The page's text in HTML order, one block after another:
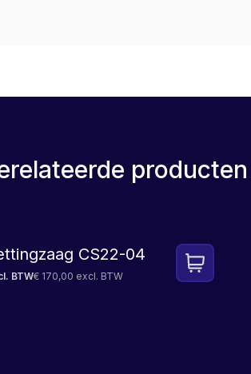
producten
CS22-04
BTW€ 170,00 excl. BTW